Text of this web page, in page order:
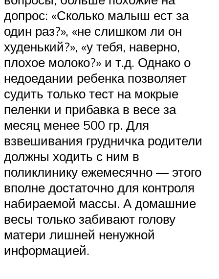
допрос: «Сколько малыш ест за
один раз?», «не слишком ли он
худенький?», «у тебя, наверно,
плохое молоко?» и т.д. Однако о
недоедании ребенка позволяет
судить только тест на мокрые
пеленки и прибавка в весе за
месяц менее 500 гр. Для
взвешивания грудничка родители
должны ходить с ним в
поликлинику ежемесячно — этого
вполне достаточно для контроля
набираемой массы. А домашние
весы только забивают голову
матери лишней ненужной
информацией.